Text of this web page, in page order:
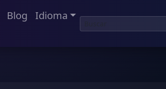
Blog Idioma